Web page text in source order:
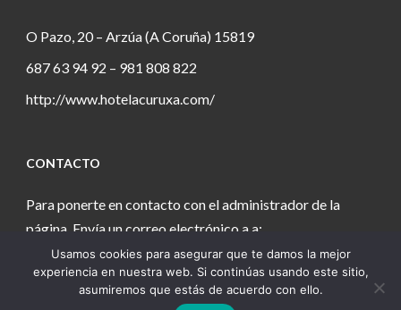
O Pazo, 20 – Arzúa (A Coruña) 15819
687 63 94 92 – 981 808 822
http://www.hotelacuruxa.com/
CONTACTO
Para ponerte en contacto con el administrador de la
página. Envía un correo electrónico a a:
estanochetecuento@gmail.com
Usamos cookies para asegurar que te damos la mejor
experiencia en nuestra web. Si continúas usando este sitio,
asumiremos que estás de acuerdo con ello.